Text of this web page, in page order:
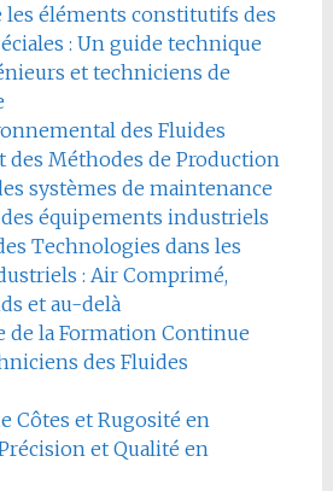
les éléments constitutifs des
: Un guide technique
et techniciens de
des Fluides
des Méthodes de Production
systèmes de maintenance
équipements industriels
Technologies dans les
: Air Comprimé,
et au-delà
de la Formation Continue
des Fluides
Côtes et Rugosité en
et Qualité en